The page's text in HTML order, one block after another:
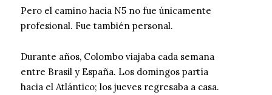
Pero el camino hacia N5 no fue únicamente
profesional. Fue también personal.
Durante años, Colombo viajaba cada semana
entre Brasil y España. Los domingos partía
hacia el Atlántico; los jueves regresaba a casa.